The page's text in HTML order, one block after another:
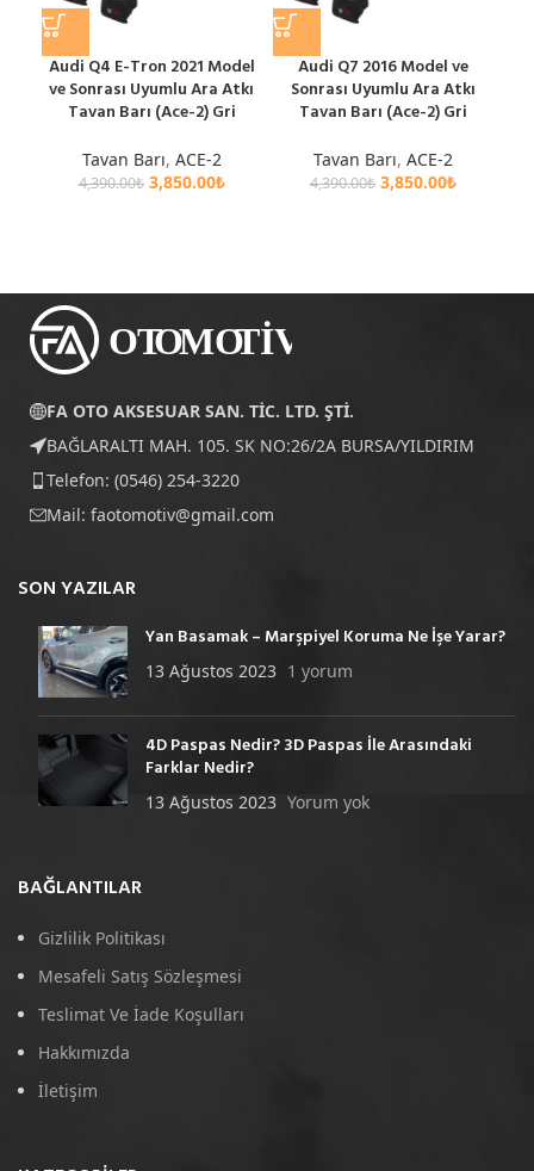
Audi Q4 E-Tron 2021 Model
ve Sonrası Uyumlu Ara Atkı
Tavan Barı (Ace-2) Gri
Tavan Barı, ACE-2
4,390.00₺ 3,850.00₺
Audi Q7 2016 Model ve
Sonrası Uyumlu Ara Atkı
Tavan Barı (Ace-2) Gri
Tavan Barı, ACE-2
4,390.00₺ 3,850.00₺
FA OTO AKSESUAR SAN. TİC. LTD. ŞTİ.
BAĞLARALTI MAH. 105. SK NO:26/2A BURSA/YILDIRIM
Telefon: (0546) 254-3220
Mail: faotomotiv@gmail.com
SON YAZILAR
Yan Basamak – Marşpiyel Koruma Ne İşe Yarar?
13 Ağustos 2023 1 yorum
4D Paspas Nedir? 3D Paspas İle Arasındaki
Farklar Nedir?
13 Ağustos 2023 Yorum yok
BAĞLANTILAR
Gizlilik Politikası
Mesafeli Satış Sözleşmesi
Teslimat Ve İade Koşulları
Hakkımızda
İletişim